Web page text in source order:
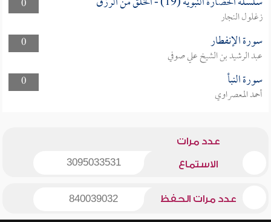
0
زغلول النجار
0
سورة الإنفطار
عبد الرشيد بن الشيخ علي صوفي
0
سورة النبأ
أحمد المعصراوي
عدد مرات
الاستماع 3095033531
عدد مرات الحفظ 840039032